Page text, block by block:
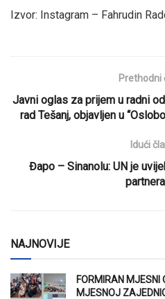
Izvor: Instagram – Fahrudin
Prethodni
Javni oglas za prijem u radni
rad Tešanj, objavljen u
Idući
Đapo – Sinanolu: UN je
NAJNOVIJE
FORMIRAN MJESNI
MJESNOJ